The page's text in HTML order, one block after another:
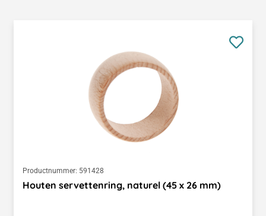
Productnummer: 591428
Houten servettenring, naturel (45 x 26 mm)